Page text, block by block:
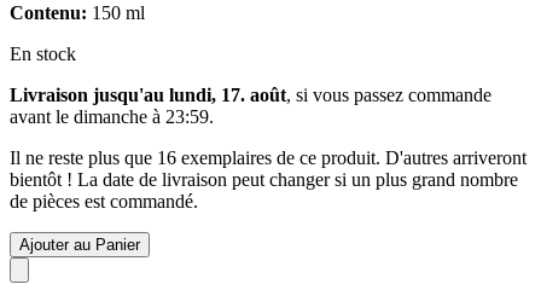
Contenu: 150 ml
En stock
Livraison jusqu'au lundi, 17. août, si vous passez commande
avant le dimanche à 23:59.
Il ne reste plus que 16 exemplaires de ce produit. D'autres arriveront
bientôt ! La date de livraison peut changer si un plus grand nombre
de pièces est commandé.
Ajouter au Panier